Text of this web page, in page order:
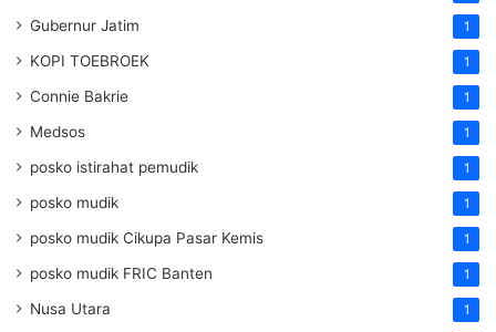
Gubernur Jatim 1
KOPI TOEBROEK 1
Connie Bakrie 1
Medsos 1
posko istirahat pemudik 1
posko mudik 1
posko mudik Cikupa Pasar Kemis 1
posko mudik FRIC Banten 1
Nusa Utara 1